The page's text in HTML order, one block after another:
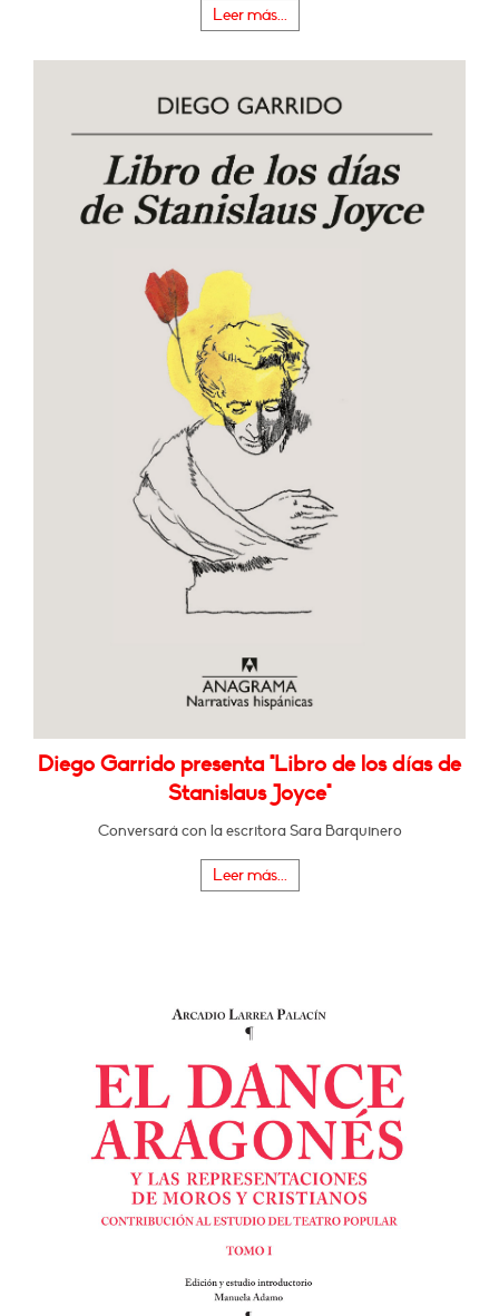
Leer más...
Diego Garrido presenta "Libro de los días de
Stanislaus Joyce"
Conversará con la escritora Sara Barquinero
Leer más...